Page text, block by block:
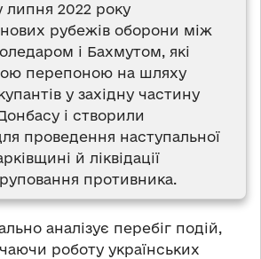
липня 2022 року
нових рубежів оборони між
і Бахмутом, які
перепоною на шляху
у західну частину
і створили
проведення наступальної
й ліквідації
противника.
аналізує перебіг подій,
роботу українських